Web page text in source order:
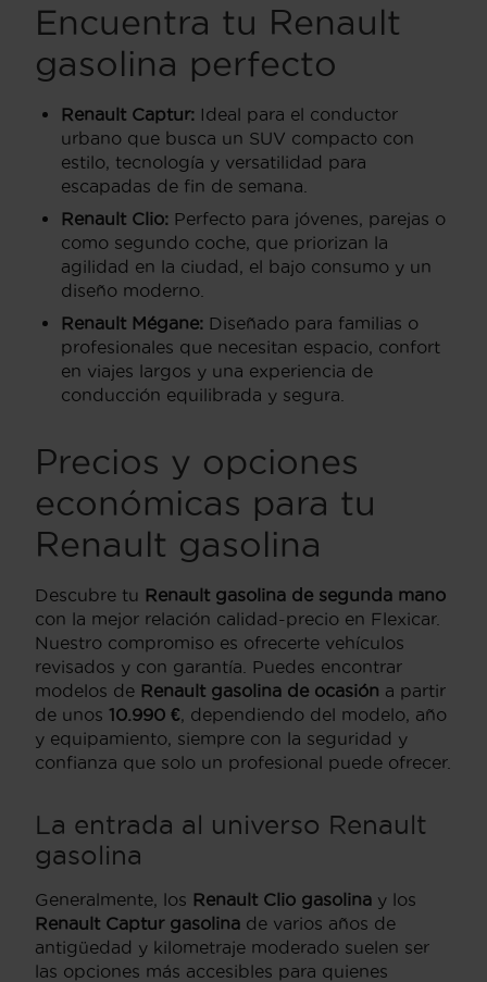
Encuentra tu Renault
gasolina perfecto
Renault Captur: Ideal para el conductor
urbano que busca un SUV compacto con
estilo, tecnología y versatilidad para
escapadas de fin de semana.
Renault Clio: Perfecto para jóvenes, parejas o
como segundo coche, que priorizan la
agilidad en la ciudad, el bajo consumo y un
diseño moderno.
Renault Mégane: Diseñado para familias o
profesionales que necesitan espacio, confort
en viajes largos y una experiencia de
conducción equilibrada y segura.
Precios y opciones
económicas para tu
Renault gasolina
Descubre tu Renault gasolina de segunda mano
con la mejor relación calidad-precio en Flexicar.
Nuestro compromiso es ofrecerte vehículos
revisados y con garantía. Puedes encontrar
modelos de Renault gasolina de ocasión a partir
de unos 10.990 € , dependiendo del modelo, año
y equipamiento, siempre con la seguridad y
confianza que solo un profesional puede ofrecer.
La entrada al universo Renault
gasolina
Generalmente, los Renault Clio gasolina y los
Renault Captur gasolina de varios años de
antigüedad y kilometraje moderado suelen ser
las opciones más accesibles para quienes